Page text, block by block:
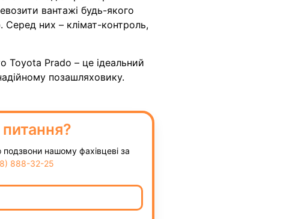
вантажі будь-якого
Серед них – клімат-контроль,
Toyota Prado – це ідеальний
позашляховику.
нашому фахівцеві за
888-32-25